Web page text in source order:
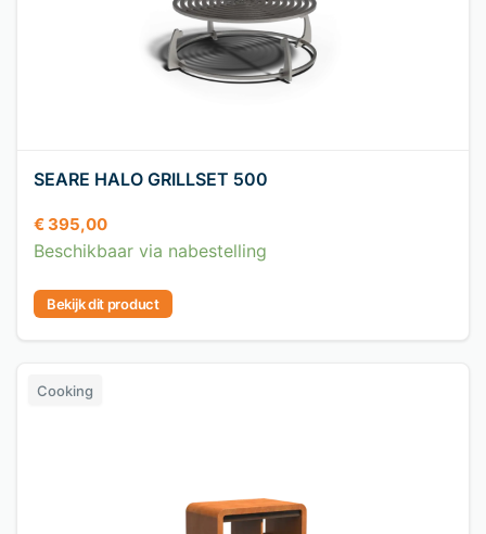
SEARE HALO GRILLSET 500
€ 395,00
Beschikbaar via nabestelling
Bekijk dit product
Cooking